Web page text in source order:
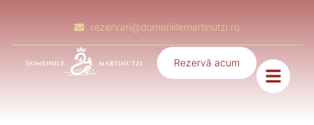
rezervari@domeniilemartinutzi.ro
Rezervă acum